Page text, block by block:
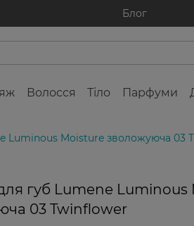
Блог
Волосся Тіло Парфуми
Luminous Moisture зволожуюча 03
губ Lumene Luminous
03 Twinflower